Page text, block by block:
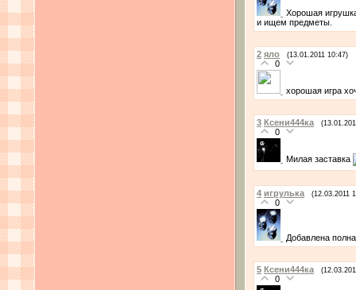
Хорошая
и ищем предметы.
2 яло (13.01.2011 10:47)
0
хорошая игра
3 Ксени444ка
0
Милая заставка
4 игрулька (12.03.2011
0
Добавлена
5 Ксени444ка
0